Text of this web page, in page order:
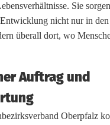
Sie
nicht nur in den
überall dort, wo
Auftrag und
Oberpfalz